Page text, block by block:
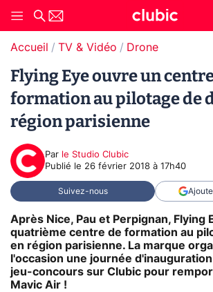
Accueil TV & Vidéo Drone
Flying Eye ouvre un
formation au pilotage de
région parisienne
Par le Studio Clubic
Publié le 26 février 2018 à 17h40
Suivez-nous
Après Nice, Pau et Perpignan, Flying
quatrième centre de formation au
en région parisienne. La marque
l'occasion une journée
jeu-concours sur Clubic pour
Mavic Air !